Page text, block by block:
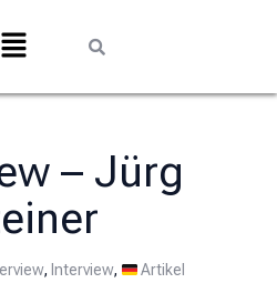
– Jürg
, Interview,
Artikel